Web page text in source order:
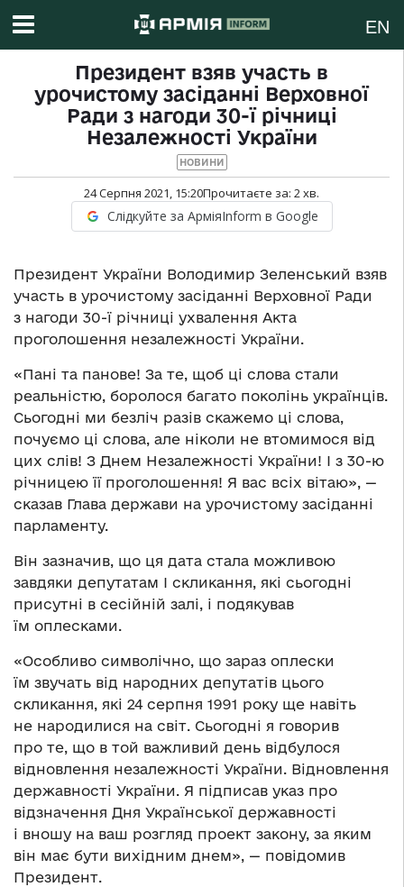
EN
Президент взяв участь в
урочистому засіданні Верховної
Ради з нагоди 30-ї річниці
Незалежності України
НОВИНИ
24 Серпня 2021, 15:20Прочитаєте за: 2хв.
Слідкуйте за АрміяInform в Google
Президент України Володимир Зеленський взяв
участь в урочистому засіданні Верховної Ради
з нагоди 30-ї річниці ухвалення Акта
проголошення незалежності України.
«Пані та панове! За те, щоб ці слова стали
реальністю, боролося багато поколінь українців.
Сьогодні ми безліч разів скажемо ці слова,
почуємо ці слова, але ніколи не втомимося від
цих слів! З Днем Незалежності України! І з 30-ю
річницею її проголошення! Я вас всіх вітаю», —
сказав Глава держави на урочистому засіданні
парламенту.
Він зазначив, що ця дата стала можливою
завдяки депутатам І скликання, які сьогодні
присутні в сесійній залі, і подякував
їм оплесками.
«Особливо символічно, що зараз оплески
їм звучать від народних депутатів цього
скликання, які 24 серпня 1991 року ще навіть
не народилися на світ. Сьогодні я говорив
про те, що в той важливий день відбулося
відновлення незалежності України. Відновлення
державності України. Я підписав указ про
відзначення Дня Української державності
і вношу на ваш розгляд проект закону, за яким
він має бути вихідним днем», — повідомив
Президент.